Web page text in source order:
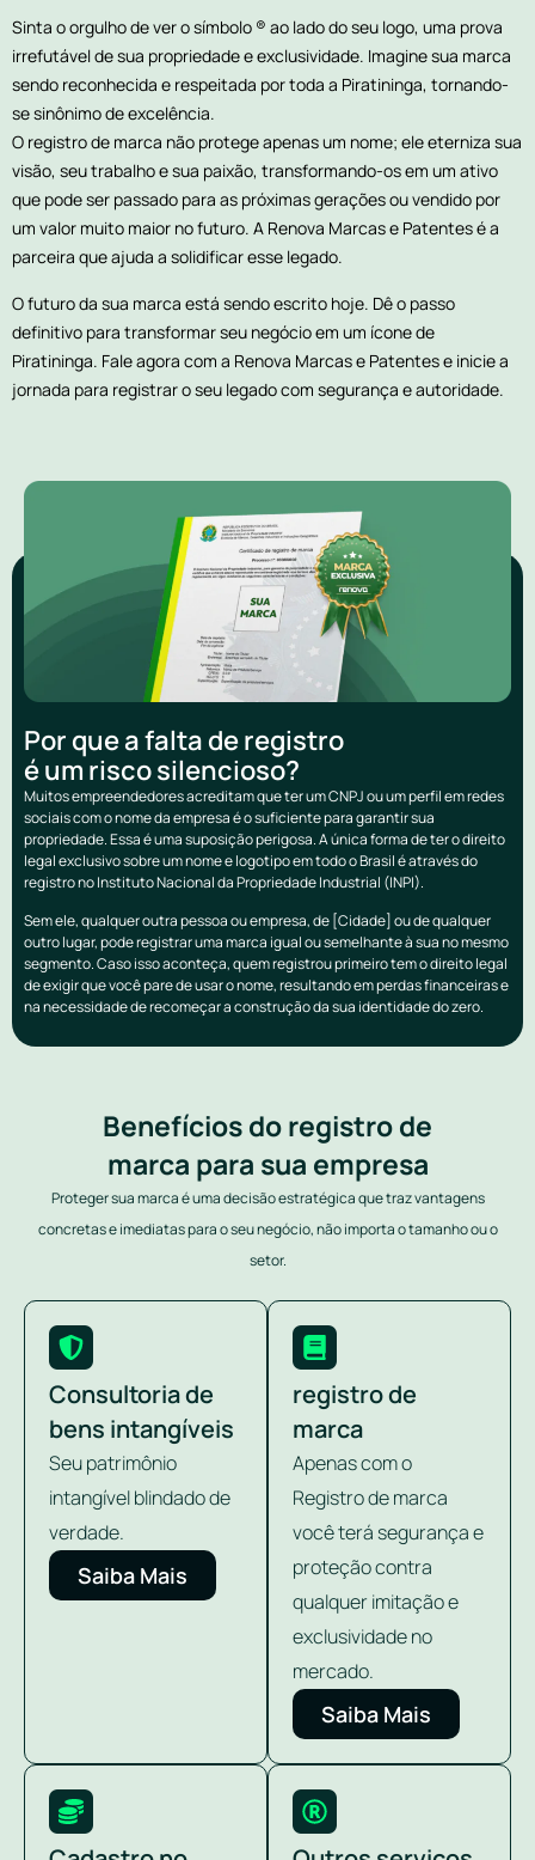
Sinta o orgulho de ver o símbolo ® ao lado do seu logo, uma prova
irrefutável de sua propriedade e exclusividade. Imagine sua marca
sendo reconhecida e respeitada por toda a Piratininga, tornando-
se sinônimo de excelência.
O registro de marca não protege apenas um nome; ele eterniza sua
visão, seu trabalho e sua paixão, transformando-os em um ativo
que pode ser passado para as próximas gerações ou vendido por
um valor muito maior no futuro. A Renova Marcas e Patentes é a
parceira que ajuda a solidificar esse legado.
O futuro da sua marca está sendo escrito hoje. Dê o passo
definitivo para transformar seu negócio em um ícone de
Piratininga. Fale agora com a Renova Marcas e Patentes e inicie a
jornada para registrar o seu legado com segurança e autoridade.
Por que a falta de registro
é um risco silencioso?
Muitos empreendedores acreditam que ter um CNPJ ou um perfil em redes
sociais com o nome da empresa é o suficiente para garantir sua
propriedade. Essa é uma suposição perigosa. A única forma de ter o direito
legal exclusivo sobre um nome e logotipo em todo o Brasil é através do
registro no Instituto Nacional da Propriedade Industrial (INPI).
Sem ele, qualquer outra pessoa ou empresa, de [Cidade] ou de qualquer
outro lugar, pode registrar uma marca igual ou semelhante à sua no mesmo
segmento. Caso isso aconteça, quem registrou primeiro tem o direito legal
de exigir que você pare de usar o nome, resultando em perdas financeiras e
na necessidade de recomeçar a construção da sua identidade do zero.
Benefícios do registro de
marca para sua empresa
Proteger sua marca é uma decisão estratégica que traz vantagens
concretas e imediatas para o seu negócio, não importa o tamanho ou o
setor.
Consultoria de
bens intangíveis
Seu patrimônio
intangível blindado de
verdade.
Saiba Mais
registro de
marca
Apenas com o
Registro de marca
você terá segurança e
proteção contra
qualquer imitação e
exclusividade no
mercado.
Saiba Mais